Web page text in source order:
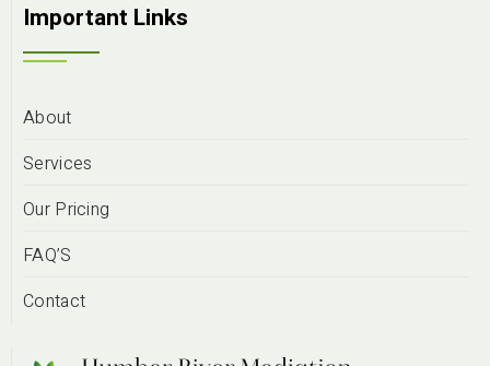
Important Links
About
Services
Our Pricing
FAQ’S
Contact